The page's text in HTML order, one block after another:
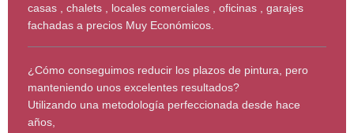
casas , chalets , locales comerciales , oficinas , garajes
fachadas a precios Muy Económicos.
¿Cómo conseguimos reducir los plazos de pintura, pero
manteniendo unos excelentes resultados?
Utilizando una metodología perfeccionada desde hace
años,